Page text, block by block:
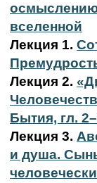
осмыслению
вселенной
Лекция 1.
Лекция 2.
Бытия, гл.
Лекция 3.
и душа.